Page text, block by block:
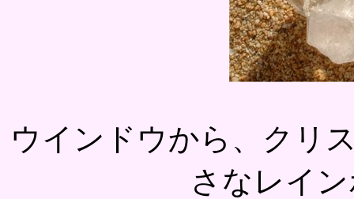
ウインドウから、クリ
さなレイ